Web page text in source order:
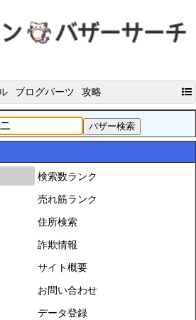
ブログパーツ 攻略
検索数ランク
売れ筋ランク
住所検索
詐欺情報
サイト概要
お問い合わせ
データ登録